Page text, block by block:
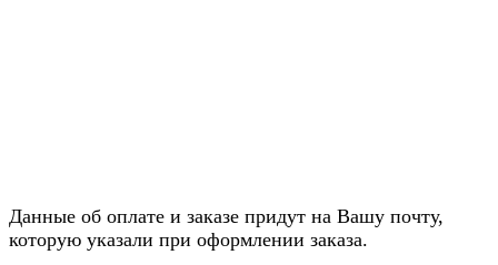
Данные об оплате и заказе придут на Вашу почту,
которую указали при оформлении заказа.